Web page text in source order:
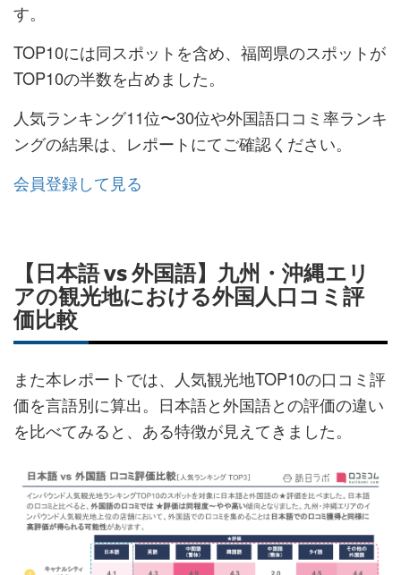
す。
TOP10には同スポットを含め、福岡県のスポットが
TOP10の半数を占めました。
人気ランキング11位〜30位や外国語口コミ率ランキ
ングの結果は、レポートにてご確認ください。
会員登録して見る
【日本語 vs 外国語】九州・沖縄エリ
アの観光地における外国人口コミ評
価比較
また本レポートでは、人気観光地TOP10の口コミ評
価を言語別に算出。日本語と外国語との評価の違い
を比べてみると、ある特徴が見えてきました。